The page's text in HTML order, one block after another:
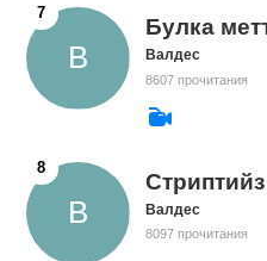
Булка
Валдес
8607 прочитания
Валдес
8097 прочитания